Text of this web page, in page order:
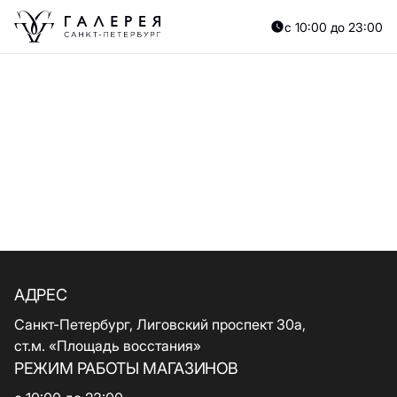
с 10:00 до 23:00
АДРЕС
Санкт-Петербург, Лиговский проспект 30а,
ст.м. «Площадь восстания»
РЕЖИМ РАБОТЫ МАГАЗИНОВ